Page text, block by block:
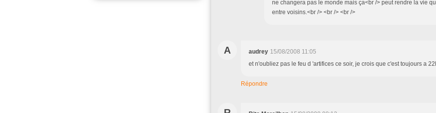
ne changera pas le monde mais ça<br /> peut rendre la vie
entre voisins.<br /> <br /> <br />
A audrey 15/08/2008 11:05
et n'oubliez pas le feu d 'artifices ce soir, je crois que c'est toujours a
Répondre